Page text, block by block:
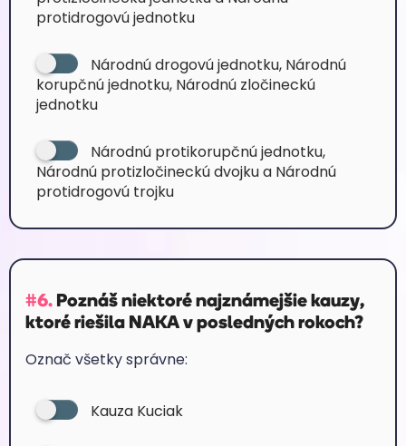
protidrogovú jednotku
Národnú drogovú jednotku, Národnú
korupčnú jednotku, Národnú zločineckú
jednotku
Národnú protikorupčnú jednotku,
Národnú protizločineckú dvojku a Národnú
protidrogovú trojku
#6. Poznáš niektoré najznámejšie kauzy,
ktoré riešila NAKA v posledných rokoch?
Označ všetky správne:
Kauza Kuciak